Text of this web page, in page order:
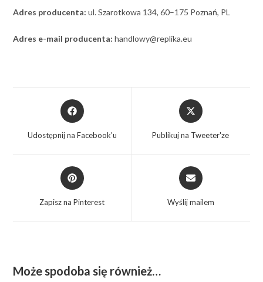
Adres producenta: ul. Szarotkowa 134, 60–175 Poznań, PL
Adres e-mail producenta: handlowy@replika.eu
Udostępnij na Facebook'u Publikuj na Tweeter'ze
Zapisz na Pinterest Wyślij mailem
Może spodoba się również…